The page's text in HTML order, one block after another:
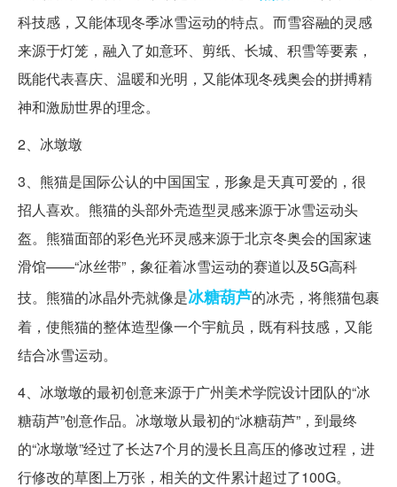
科技感，又能体现冬季冰雪运动的特点。而雪容融的灵感
来源于灯笼，融入了如意环、剪纸、长城、积雪等要素，
既能代表喜庆、温暖和光明，又能体现冬残奥会的拼搏精
神和激励世界的理念。
2、冰墩墩
3、熊猫是国际公认的中国国宝，形象是天真可爱的，很
招人喜欢。熊猫的头部外壳造型灵感来源于冰雪运动头
盔。熊猫面部的彩色光环灵感来源于北京冬奥会的国家速
滑馆——“冰丝带”，象征着冰雪运动的赛道以及5G高科
技。熊猫的冰晶外壳就像是冰糖葫芦的冰壳，将熊猫包裹
着，使熊猫的整体造型像一个宇航员，既有科技感，又能
结合冰雪运动。
4、冰墩墩的最初创意来源于广州美术学院设计团队的“冰
糖葫芦”创意作品。冰墩墩从最初的“冰糖葫芦”，到最终
的“冰墩墩”经过了长达7个月的漫长且高压的修改过程，进
行修改的草图上万张，相关的文件累计超过了100G。